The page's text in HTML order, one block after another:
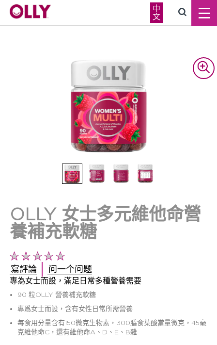
中
文
OLLY 女士多元維他命營
養補充軟糖
没
有
为
这
个
product
交
寫評論 问一个问题
專為女士而設，滿足日常多種營養需要
90 粒OLLY 營養補充軟糖
專爲女士而設，含有女性日常所需營養
每食用分量含有150微克生物素，300膳食葉酸當量微克，45毫
克維他命C，還有維他命A、D、E、B雜